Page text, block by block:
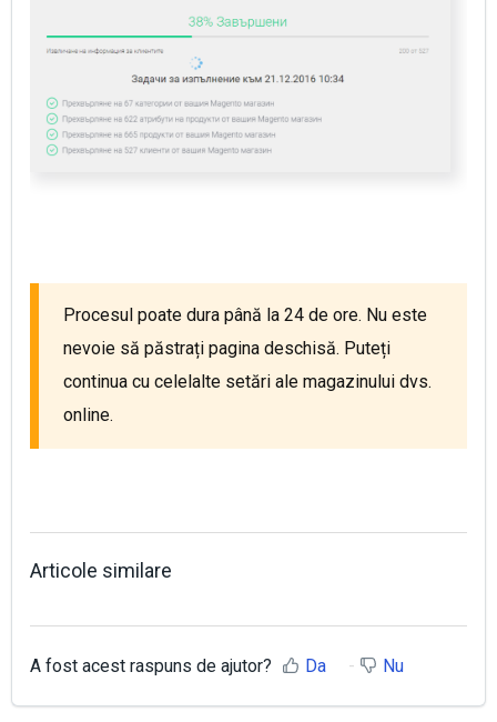
Procesul poate dura până la 24 de ore. Nu este
nevoie să păstrați pagina deschisă. Puteți
continua cu celelalte setări ale magazinului dvs.
online.
Articole similare
A fost acest raspuns de ajutor? Da Nu